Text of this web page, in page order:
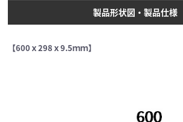
製品形状図・製品仕様
【600ｘ298ｘ9.5ｍｍ】